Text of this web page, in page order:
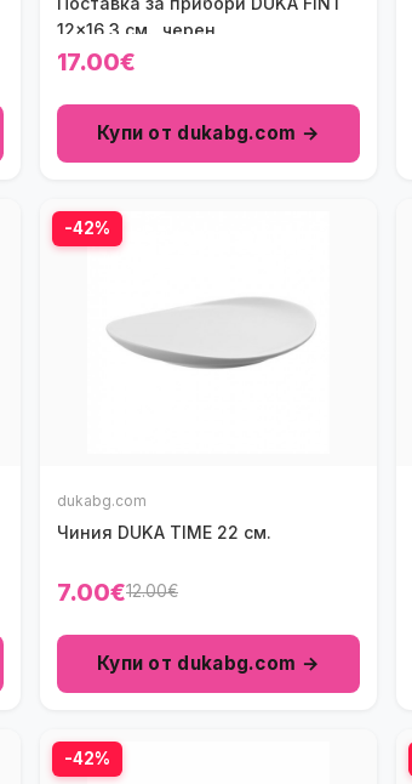
12x16,3 см., черен
17.00€
Купи от dukabg.com →
-42%
dukabg.com
Чиния DUKA TIME 22 см.
7.00€12.00€
Купи от dukabg.com →
-42%